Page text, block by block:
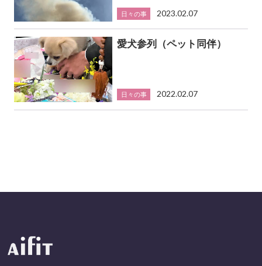
日々の事 2023.02.07
愛犬参列（ペット同伴）
日々の事 2022.02.07